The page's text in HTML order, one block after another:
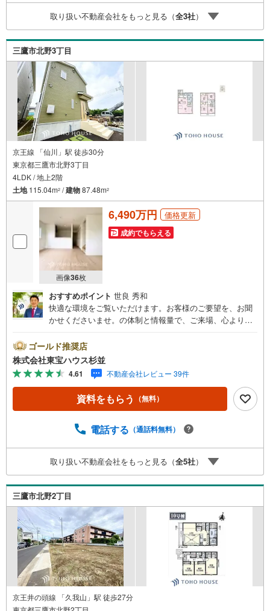
案内が可能となりますのでお手数ですがご一報ください。
◆物件のご案内は◆弊社へのご来社、お客様宅へのお迎
え・最寄駅での待ち合わせ、物件周辺のコンビニ等でお待
ち合わせなど、ご希望をお伝えください。ご希望条件をお
伝え頂けましたら、ご見学希望物件以外の資料も用意して
参ります。もちろん他の物件も併せてご案内させていただ
きます。
取り扱い不動産会社をもっと見る（全3社）
三鷹市北野3丁目
京王線 「仙川」駅 徒歩30分
東京都三鷹市北野3丁目
4LDK / 地上2階
土地115.04m2 /建物87.48m2
画像36枚
6,490万円 価格更新
成約でもらえる
おすすめポイント 世良 秀和
快適な環境をご覧いただけます。お客様のご要望を、お聞
かせくださいませ。の体制と情報量で、ご来場、心よりお
「未来カレンダー」のご提案。・ 未来に起こるであろうご
自宅リフォームをオンライン上でご提案「ミラカレクラ
ブ」。・ 不動産売却時、ご自宅を綺麗にかつ瀟洒にさせる
CG加工ホームステイジングサービス。・ 購入者様へ、税
理士による確定申告の無料セミナーをご招待いたします。
◆ご予約に際して◆日時のご希望をお伝えください。（も
（居住中物件）の手配が必要な場合がございますのでご容
案内が可能となりますのでお手数ですがご一報ください。
◆物件のご案内は◆弊社へのご来社、お客様宅へのお迎
え・最寄駅での待ち合わせ、物件周辺のコンビニ等でお待
ち合わせなど、ご希望をお伝えください。ご希望条件をお
伝え頂けましたら、ご見学希望物件以外の資料も用意して
参ります。もちろん他の物件も併せてご案内させていただ
きます。
ゴールド推奨店
株式会社東宝ハウス杉並
4.61 不動産会社レビュー 39件
資料をもらう （無料）
電話する （通話料無料）
取り扱い不動産会社をもっと見る（全5社）
三鷹市北野2丁目
京王井の頭線 「久我山」駅 徒歩27分